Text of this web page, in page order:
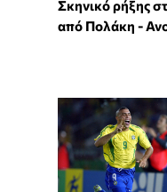
Σκηνικό ρήξης
από Πολάκη -